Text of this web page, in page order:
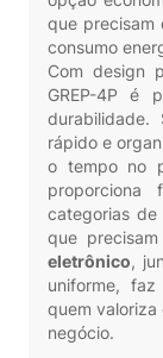
que precisam
consumo
Com design
GREP-4P é
rápido e
o tempo no
proporciona
categorias de
que
eletrônico,
uniforme,
quem valoriza
negócio.